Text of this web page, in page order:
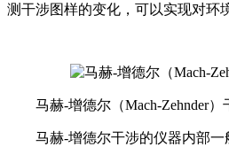
测干涉图样的变化，可以实现对环
马赫-增德尔（Mach-Zehnder）
马赫-增德尔干涉的仪器内部